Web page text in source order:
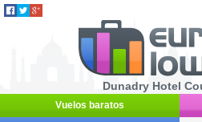
Dunadry Hotel
Vuelos baratos